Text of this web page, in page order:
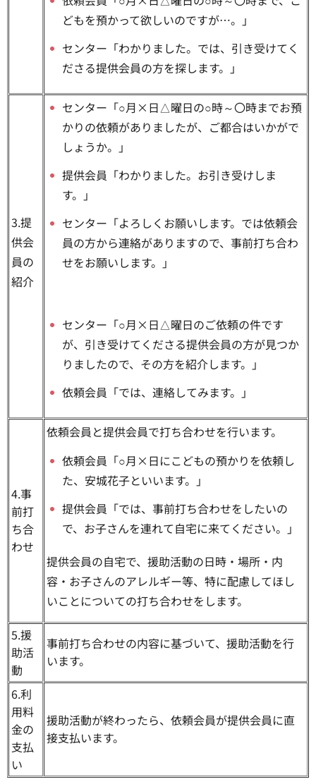
どもを預かって欲しいのですが…。」
センター「わかりました。では、引き受けてく
ださる提供会員の方を探します。」
3.提
供会
員の
紹介
センター「○月×日△曜日の○時～〇時までお預
かりの依頼がありましたが、ご都合はいかがで
しょうか。」
提供会員「わかりました。お引き受けしま
す。」
センター「よろしくお願いします。では依頼会
員の方から連絡がありますので、事前打ち合わ
せをお願いします。」
センター「○月×日△曜日のご依頼の件です
が、引き受けてくださる提供会員の方が見つか
りましたので、その方を紹介します。」
依頼会員「では、連絡してみます。」
4.事
前打
ち合
わせ
依頼会員と提供会員で打ち合わせを行います。
依頼会員「○月×日にこどもの預かりを依頼し
た、安城花子といいます。」
提供会員「では、事前打ち合わせをしたいの
で、お子さんを連れて自宅に来てください。」
提供会員の自宅で、援助活動の日時・場所・内
容・お子さんのアレルギー等、特に配慮してほし
いことについての打ち合わせをします。
5.援
助活
動
事前打ち合わせの内容に基づいて、援助活動を行
います。
6.利
用料
金の
支払
い
援助活動が終わったら、依頼会員が提供会員に直
接支払います。